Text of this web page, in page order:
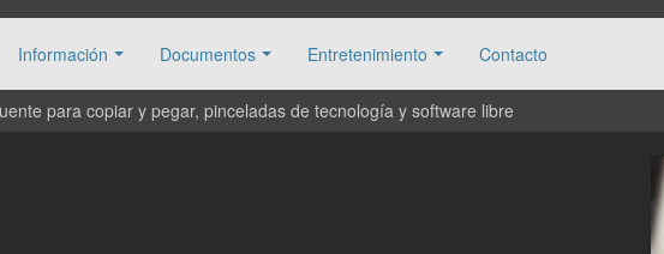
Información Documentos Entretenimiento Contacto
para copiar y pegar, pinceladas de tecnología y software libre